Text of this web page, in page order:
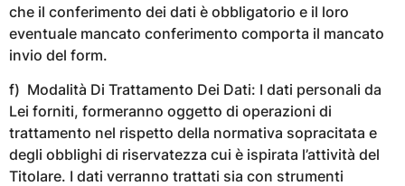
che il conferimento dei dati è obbligatorio e il loro
eventuale mancato conferimento comporta il mancato
invio del form.
f) Modalità Di Trattamento Dei Dati: I dati personali da
Lei forniti, formeranno oggetto di operazioni di
trattamento nel rispetto della normativa sopracitata e
degli obblighi di riservatezza cui è ispirata l’attività del
Titolare. I dati verranno trattati sia con strumenti